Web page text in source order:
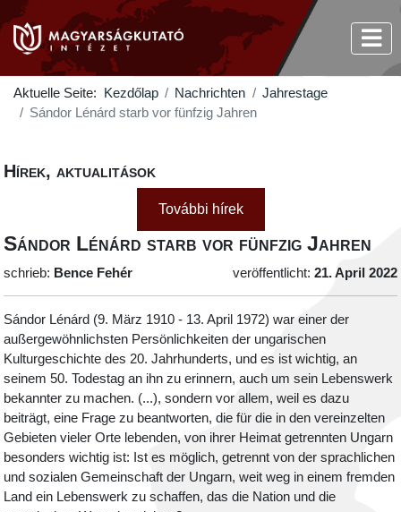
Aktuelle Seite: Kezdőlap Nachrichten
Jahrestage
Sándor Lénárd starb vor fünfzig Jahren
Hírek, aktualitások
További hírek
Sándor Lénárd starb vor fünfzig Jahren
schrieb: Bence Fehér veröffentlicht: 21. April 2022
Sándor Lénárd (9. März 1910 - 13. April 1972) war einer der
außergewöhnlichsten Persönlichkeiten der ungarischen
Kulturgeschichte des 20. Jahrhunderts, und es ist wichtig, an
seinem 50. Todestag an ihn zu erinnern, auch um sein Lebenswerk
bekannter zu machen. (...), sondern vor allem, weil es dazu
beiträgt, eine Frage zu beantworten, die für die in den vereinzelten
Gebieten vieler Orte lebenden, von ihrer Heimat getrennten Ungarn
besonders wichtig ist: Ist es möglich, getrennt von der sprachlichen
und sozialen Gemeinschaft der Ungarn, weit weg in einem fremden
Land ein Lebenswerk zu schaffen, das die Nation und die